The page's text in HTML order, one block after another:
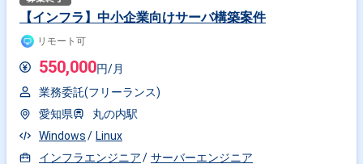
【インフラ】中小企業向けサーバ構築案件
リモート可
550,000円/月
業務委託(フリーランス)
愛知県
丸の内駅
Windows
Linux
インフラエンジニア
サーバーエンジニア